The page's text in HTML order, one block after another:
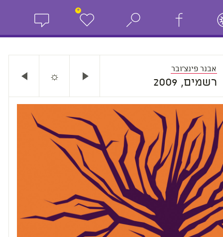
+
אבנר פינצ'ובר
רשמים, 2009 ☼